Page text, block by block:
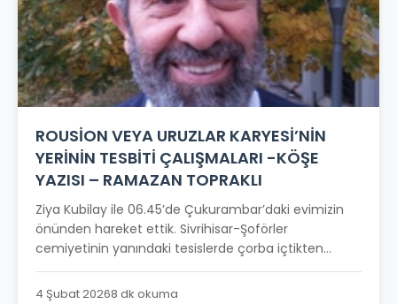
ROUSİON VEYA URUZLAR KARYESİ’NİN
YERİNİN TESBİTİ ÇALIŞMALARI -KÖŞE
YAZISI – RAMAZAN TOPRAKLI
Ziya Kubilay ile 06.45’de Çukurambar’daki evimizin
önünden hareket ettik. Sivrihisar-Şoförler
cemiyetinin yanındaki tesislerde çorba içtikten...
4 Şubat 20268 dk okuma